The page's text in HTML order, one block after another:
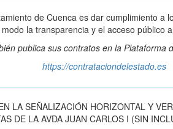
de Cuenca es dar cumplimiento a
la transparencia y el acceso público
publica sus contratos en la Plataforma
https://contrataciondelestado.es
LA SEÑALIZACIÓN HORIZONTAL Y
DE LA AVDA JUAN CARLOS I (SIN